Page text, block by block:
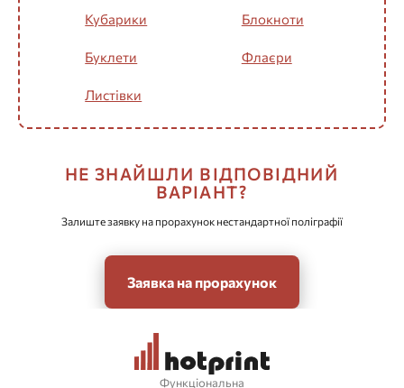
Кубарики
Буклети
Листівки
Блокноти
Флаєри
НЕ ЗНАЙШЛИ ВІДПОВІДНИЙ
ВАРІАНТ?
Залиште заявку на прорахунок нестандартної поліграфії
Заявка на прорахунок
Функціональна